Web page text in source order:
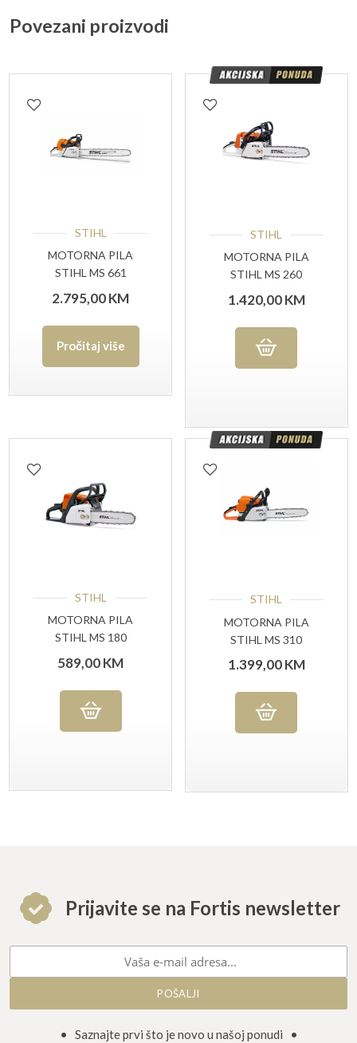
Povezani proizvodi
STIHL
MOTORNA PILA
STIHL MS 661
2.795,00KM
Pročitaj više
STIHL
MOTORNA PILA
STIHL MS 260
1.420,00KM
STIHL
MOTORNA PILA
STIHL MS 180
589,00KM
STIHL
MOTORNA PILA
STIHL MS 310
1.399,00KM
Prijavite se na Fortis newsletter
• Saznajte prvi što je novo u našoj ponudi •